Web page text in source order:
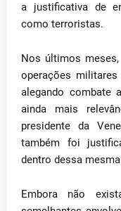
a justificativa de
como terroristas.
Nos últimos
operações
alegando combate
ainda mais
presidente da
também foi
dentro dessa
Embora não